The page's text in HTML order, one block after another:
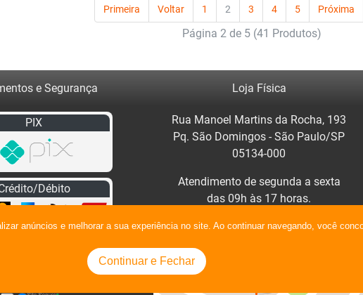
anúncios e melhorar a sua experiência no site. Ao continuar navegando, você
Continuar e Fechar
Primeira Voltar 1 2 3 4 5 Próxima
Página 2 de 5 (41 Produtos)
e Segurança
PIX
Débito
Loja Física
Rua Manoel Martins da Rocha, 193
Pq. São Domingos - São Paulo/SP
05134-000
Atendimento de segunda a sexta
das 09h às 17 horas.
Clique no mapa para traçar rotas.